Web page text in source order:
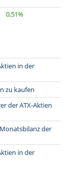
0,51%
in der
zu kaufen
der ATX-Aktien
der
in der